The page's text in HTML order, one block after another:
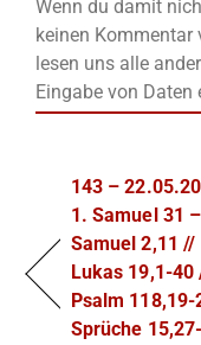
Wenn du damit
keinen Kommentar
lesen uns alle
Eingabe von Daten
143 –
1. Samuel 31
Samuel 2,11 //
Lukas 19,1-40
Psalm 118,19-
Sprüche